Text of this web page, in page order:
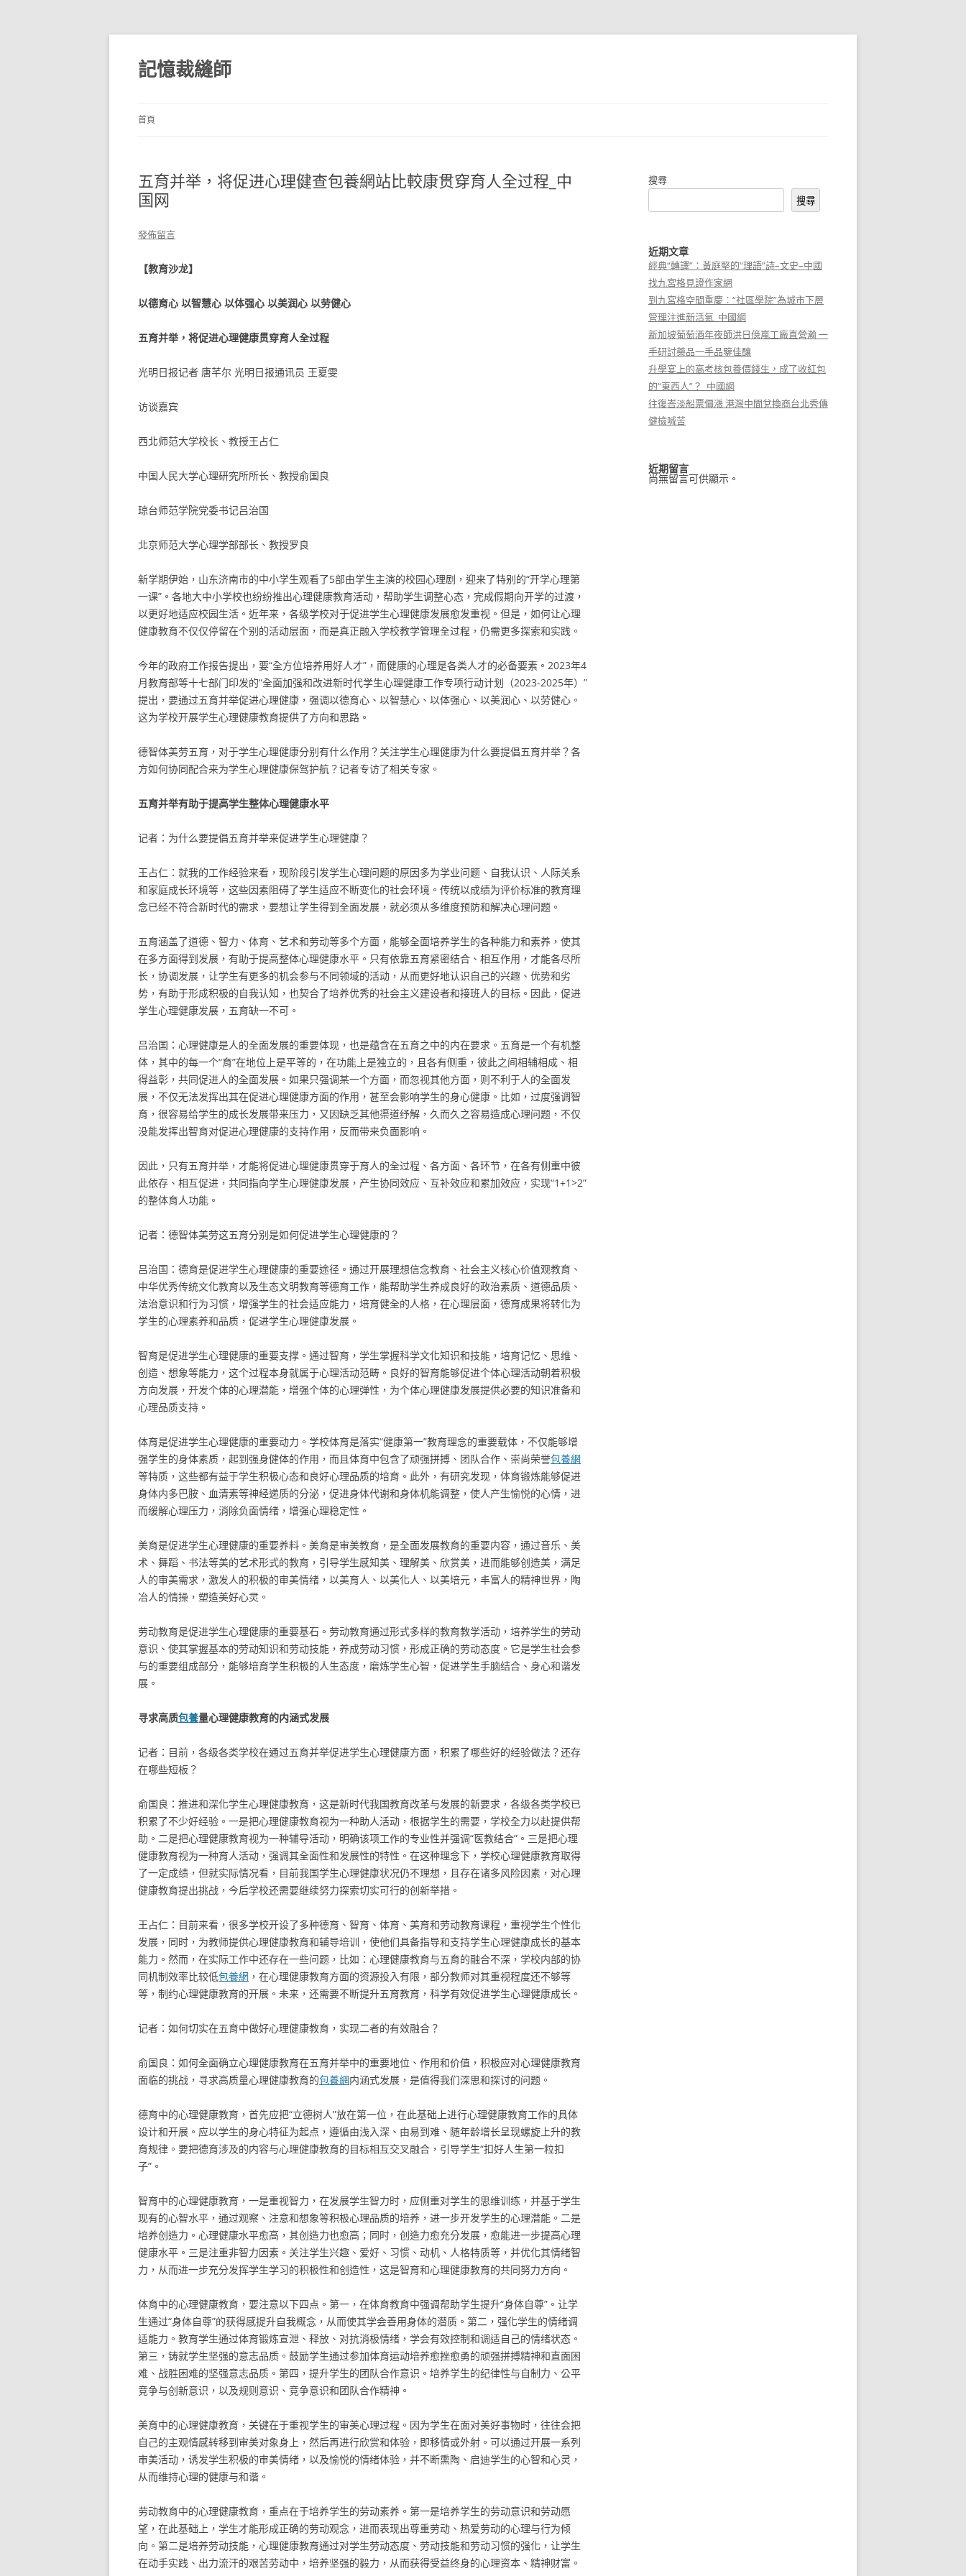
跳
主
要
內
記憶裁縫師
首頁
五育并举，将促进心理健查包養網站比較康贯穿育人全过程_中
国网
發佈留言
【教育沙龙】
以德育心 以智慧心 以体强心 以美润心 以劳健心
五育并举，将促进心理健康贯穿育人全过程
光明日报记者 唐芊尔 光明日报通讯员 王夏雯
访谈嘉宾
西北师范大学校长、教授王占仁
中国人民大学心理研究所所长、教授俞国良
琼台师范学院党委书记吕治国
北京师范大学心理学部部长、教授罗良
新学期伊始，山东济南市的中小学生观看了5部由学生主演的校园心理剧，迎来了特别的“开学心理第
一课”。各地大中小学校也纷纷推出心理健康教育活动，帮助学生调整心态，完成假期向开学的过渡，
以更好地适应校园生活。近年来，各级学校对于促进学生心理健康发展愈发重视。但是，如何让心理
健康教育不仅仅停留在个别的活动层面，而是真正融入学校教学管理全过程，仍需更多探索和实践。
今年的政府工作报告提出，要“全方位培养用好人才”，而健康的心理是各类人才的必备要素。2023年4
月教育部等十七部门印发的“全面加强和改进新时代学生心理健康工作专项行动计划（2023-2025年）”
提出，要通过五育并举促进心理健康，强调以德育心、以智慧心、以体强心、以美润心、以劳健心。
这为学校开展学生心理健康教育提供了方向和思路。
德智体美劳五育，对于学生心理健康分别有什么作用？关注学生心理健康为什么要提倡五育并举？各
方如何协同配合来为学生心理健康保驾护航？记者专访了相关专家。
五育并举有助于提高学生整体心理健康水平
记者：为什么要提倡五育并举来促进学生心理健康？
王占仁：就我的工作经验来看，现阶段引发学生心理问题的原因多为学业问题、自我认识、人际关系
和家庭成长环境等，这些因素阻碍了学生适应不断变化的社会环境。传统以成绩为评价标准的教育理
念已经不符合新时代的需求，要想让学生得到全面发展，就必须从多维度预防和解决心理问题。
五育涵盖了道德、智力、体育、艺术和劳动等多个方面，能够全面培养学生的各种能力和素养，使其
在多方面得到发展，有助于提高整体心理健康水平。只有依靠五育紧密结合、相互作用，才能各尽所
长，协调发展，让学生有更多的机会参与不同领域的活动，从而更好地认识自己的兴趣、优势和劣
势，有助于形成积极的自我认知，也契合了培养优秀的社会主义建设者和接班人的目标。因此，促进
学生心理健康发展，五育缺一不可。
吕治国：心理健康是人的全面发展的重要体现，也是蕴含在五育之中的内在要求。五育是一个有机整
体，其中的每一个“育”在地位上是平等的，在功能上是独立的，且各有侧重，彼此之间相辅相成、相
得益彰，共同促进人的全面发展。如果只强调某一个方面，而忽视其他方面，则不利于人的全面发
展，不仅无法发挥出其在促进心理健康方面的作用，甚至会影响学生的身心健康。比如，过度强调智
育，很容易给学生的成长发展带来压力，又因缺乏其他渠道纾解，久而久之容易造成心理问题，不仅
没能发挥出智育对促进心理健康的支持作用，反而带来负面影响。
因此，只有五育并举，才能将促进心理健康贯穿于育人的全过程、各方面、各环节，在各有侧重中彼
此依存、相互促进，共同指向学生心理健康发展，产生协同效应、互补效应和累加效应，实现“1+1>2”
的整体育人功能。
记者：德智体美劳这五育分别是如何促进学生心理健康的？
吕治国：德育是促进学生心理健康的重要途径。通过开展理想信念教育、社会主义核心价值观教育、
中华优秀传统文化教育以及生态文明教育等德育工作，能帮助学生养成良好的政治素质、道德品质、
法治意识和行为习惯，增强学生的社会适应能力，培育健全的人格，在心理层面，德育成果将转化为
学生的心理素养和品质，促进学生心理健康发展。
智育是促进学生心理健康的重要支撑。通过智育，学生掌握科学文化知识和技能，培育记忆、思维、
创造、想象等能力，这个过程本身就属于心理活动范畴。良好的智育能够促进个体心理活动朝着积极
方向发展，开发个体的心理潜能，增强个体的心理弹性，为个体心理健康发展提供必要的知识准备和
心理品质支持。
体育是促进学生心理健康的重要动力。学校体育是落实“健康第一”教育理念的重要载体，不仅能够增
强学生的身体素质，起到强身健体的作用，而且体育中包含了顽强拼搏、团队合作、崇尚荣誉包養網
等特质，这些都有益于学生积极心态和良好心理品质的培育。此外，有研究发现，体育锻炼能够促进
身体内多巴胺、血清素等神经递质的分泌，促进身体代谢和身体机能调整，使人产生愉悦的心情，进
而缓解心理压力，消除负面情绪，增强心理稳定性。
美育是促进学生心理健康的重要养料。美育是审美教育，是全面发展教育的重要内容，通过音乐、美
术、舞蹈、书法等美的艺术形式的教育，引导学生感知美、理解美、欣赏美，进而能够创造美，满足
人的审美需求，激发人的积极的审美情绪，以美育人、以美化人、以美培元，丰富人的精神世界，陶
冶人的情操，塑造美好心灵。
劳动教育是促进学生心理健康的重要基石。劳动教育通过形式多样的教育教学活动，培养学生的劳动
意识、使其掌握基本的劳动知识和劳动技能，养成劳动习惯，形成正确的劳动态度。它是学生社会参
与的重要组成部分，能够培育学生积极的人生态度，磨炼学生心智，促进学生手脑结合、身心和谐发
展。
寻求高质包養量心理健康教育的内涵式发展
记者：目前，各级各类学校在通过五育并举促进学生心理健康方面，积累了哪些好的经验做法？还存
在哪些短板？
俞国良：推进和深化学生心理健康教育，这是新时代我国教育改革与发展的新要求，各级各类学校已
积累了不少好经验。一是把心理健康教育视为一种助人活动，根据学生的需要，学校全力以赴提供帮
助。二是把心理健康教育视为一种辅导活动，明确该项工作的专业性并强调“医教结合”。三是把心理
健康教育视为一种育人活动，强调其全面性和发展性的特性。在这种理念下，学校心理健康教育取得
了一定成绩，但就实际情况看，目前我国学生心理健康状况仍不理想，且存在诸多风险因素，对心理
健康教育提出挑战，今后学校还需要继续努力探索切实可行的创新举措。
王占仁：目前来看，很多学校开设了多种德育、智育、体育、美育和劳动教育课程，重视学生个性化
发展，同时，为教师提供心理健康教育和辅导培训，使他们具备指导和支持学生心理健康成长的基本
能力。然而，在实际工作中还存在一些问题，比如：心理健康教育与五育的融合不深，学校内部的协
同机制效率比较低包養網 ，在心理健康教育方面的资源投入有限，部分教师对其重视程度还不够等
等，制约心理健康教育的开展。未来，还需要不断提升五育教育，科学有效促进学生心理健康成长。
记者：如何切实在五育中做好心理健康教育，实现二者的有效融合？
俞国良：如何全面确立心理健康教育在五育并举中的重要地位、作用和价值，积极应对心理健康教育
面临的挑战，寻求高质量心理健康教育的包養網内涵式发展，是值得我们深思和探讨的问题。
德育中的心理健康教育，首先应把“立德树人”放在第一位，在此基础上进行心理健康教育工作的具体
设计和开展。应以学生的身心特征为起点，遵循由浅入深、由易到难、随年龄增长呈现螺旋上升的教
育规律。要把德育涉及的内容与心理健康教育的目标相互交叉融合，引导学生“扣好人生第一粒扣
子”。
智育中的心理健康教育，一是重视智力，在发展学生智力时，应侧重对学生的思维训练，并基于学生
现有的心智水平，通过观察、注意和想象等积极心理品质的培养，进一步开发学生的心理潜能。二是
培养创造力。心理健康水平愈高，其创造力也愈高；同时，创造力愈充分发展，愈能进一步提高心理
健康水平。三是注重非智力因素。关注学生兴趣、爱好、习惯、动机、人格特质等，并优化其情绪智
力，从而进一步充分发挥学生学习的积极性和创造性，这是智育和心理健康教育的共同努力方向。
体育中的心理健康教育，要注意以下四点。第一，在体育教育中强调帮助学生提升“身体自尊”。让学
生通过“身体自尊”的获得感提升自我概念，从而使其学会善用身体的潜质。第二，强化学生的情绪调
适能力。教育学生通过体育锻炼宣泄、释放、对抗消极情绪，学会有效控制和调适自己的情绪状态。
第三，铸就学生坚强的意志品质。鼓励学生通过参加体育运动培养愈挫愈勇的顽强拼搏精神和直面困
难、战胜困难的坚强意志品质。第四，提升学生的团队合作意识。培养学生的纪律性与自制力、公平
竞争与创新意识，以及规则意识、竞争意识和团队合作精神。
美育中的心理健康教育，关键在于重视学生的审美心理过程。因为学生在面对美好事物时，往往会把
自己的主观情感转移到审美对象身上，然后再进行欣赏和体验，即移情或外射。可以通过开展一系列
审美活动，诱发学生积极的审美情绪，以及愉悦的情绪体验，并不断熏陶、启迪学生的心智和心灵，
从而维持心理的健康与和谐。
劳动教育中的心理健康教育，重点在于培养学生的劳动素养。第一是培养学生的劳动意识和劳动愿
望，在此基础上，学生才能形成正确的劳动观念，进而表现出尊重劳动、热爱劳动的心理与行为倾
向。第二是培养劳动技能，心理健康教育通过对学生劳动态度、劳动技能和劳动习惯的强化，让学生
在动手实践、出力流汗的艰苦劳动中，培养坚强的毅力，从而获得受益终身的心理资本、精神财富。
搜尋
搜尋
近期文章
經典“轉譯”：黃庭堅的“理語”詩–文史–中國
找九宮格見證作家網
到九宮格空間重慶：“社區學院”為城市下層
管理注進新活氣_中國網
新加坡葡萄酒年夜師洪日億嵐工廠直營瀚 一
手研討藥品一手品鑒佳釀
升學宴上的高考核包養價錢生，成了收紅包
的“東西人”？_中國網
往復峇淡船票價漲 港灣中間兌換商台北秀傳
健檢喊苦
近期留言
尚無留言可供顯示。